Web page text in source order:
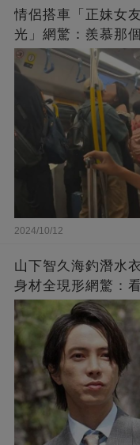
情侶搭車「正妹女
光」網驚：羨慕那
2024/10/12
山下智久海釣潛水
身材全現形網驚：